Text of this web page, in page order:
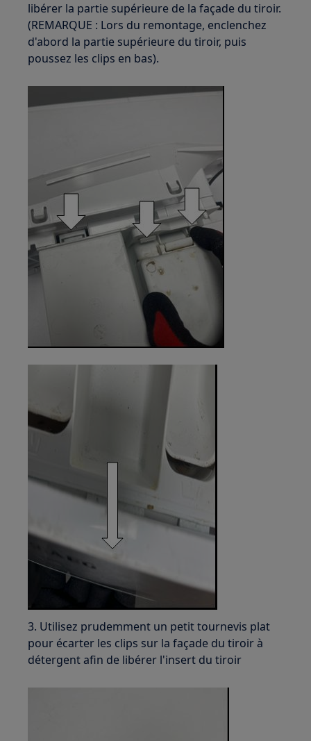
libérer la partie supérieure de la façade du tiroir.
(REMARQUE : Lors du remontage, enclenchez
d'abord la partie supérieure du tiroir, puis
poussez les clips en bas).
3. Utilisez prudemment un petit tournevis plat
pour écarter les clips sur la façade du tiroir à
détergent afin de libérer l'insert du tiroir